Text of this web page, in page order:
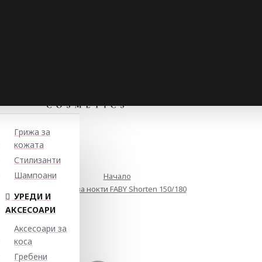
Грижа за
кожата
Стилизанти
Шампоани
УРЕДИ И
АКСЕСОАРИ
Аксесоари за
коса
Гребени
Начало
Пила за нокти FABY Shorten 150/180